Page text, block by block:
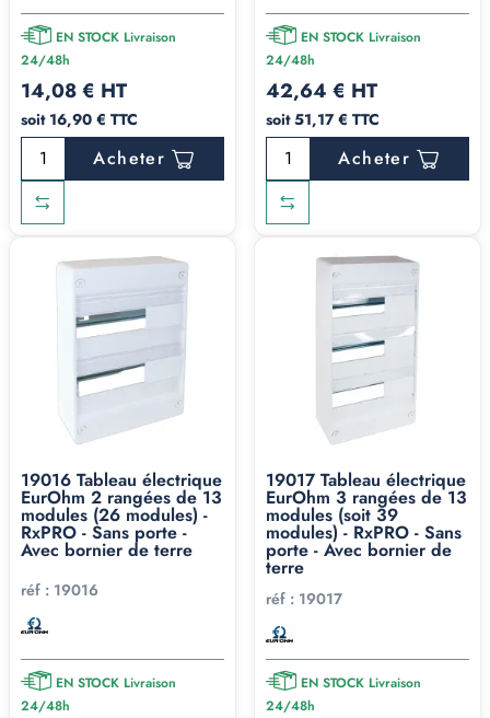
EN STOCK Livraison
24/48h
14,08 € HT
soit 16,90 € TTC
Acheter
EN STOCK Livraison
24/48h
42,64 € HT
soit 51,17 € TTC
Acheter
19016 Tableau électrique
EurOhm 2 rangées de 13
modules (26 modules) -
RxPRO - Sans porte -
Avec bornier de terre
réf : 19016
EN STOCK Livraison
24/48h
19017 Tableau électrique
EurOhm 3 rangées de 13
modules (soit 39
modules) - RxPRO - Sans
porte - Avec bornier de
terre
réf : 19017
EN STOCK Livraison
24/48h